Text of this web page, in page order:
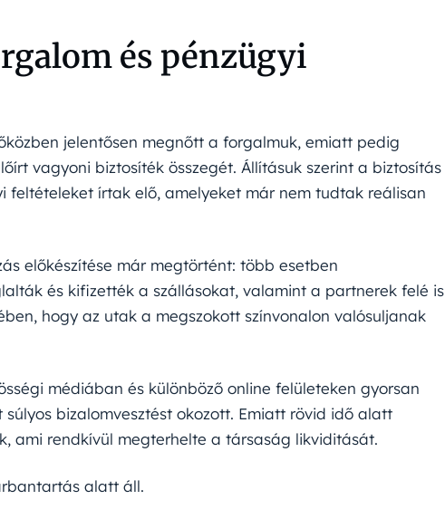
és pénzügyi
jelentősen megnőtt a forgalmuk, emiatt pedig
vagyoni biztosíték összegét. Állításuk szerint a biztosítás
írtak elő, amelyeket már nem tudtak reálisan
előkészítése már megtörtént: több esetben
és kifizették a szállásokat, valamint a partnerek felé is
hogy az utak a megszokott színvonalon valósuljanak
médiában és különböző online felületeken gyorsan
bizalomvesztést okozott. Emiatt rövid idő alatt
ami rendkívül megterhelte a társaság likviditását.
alatt áll.